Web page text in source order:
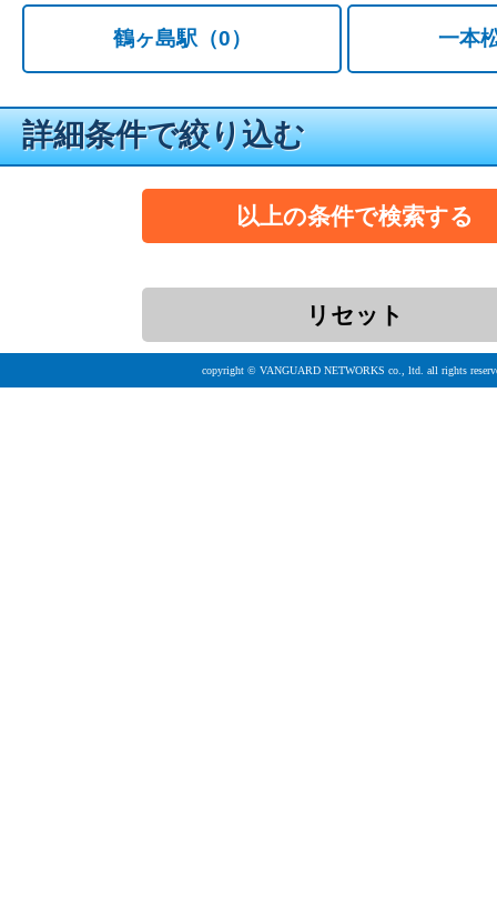
鶴ヶ島駅 （0） 一本
詳細条件で絞り込む
copyright © VANGUARD NETWORKS co., ltd. all rights